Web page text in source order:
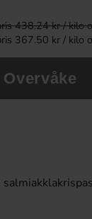
438.24 kr / kilo
367.50 kr / kilo
Overvåke